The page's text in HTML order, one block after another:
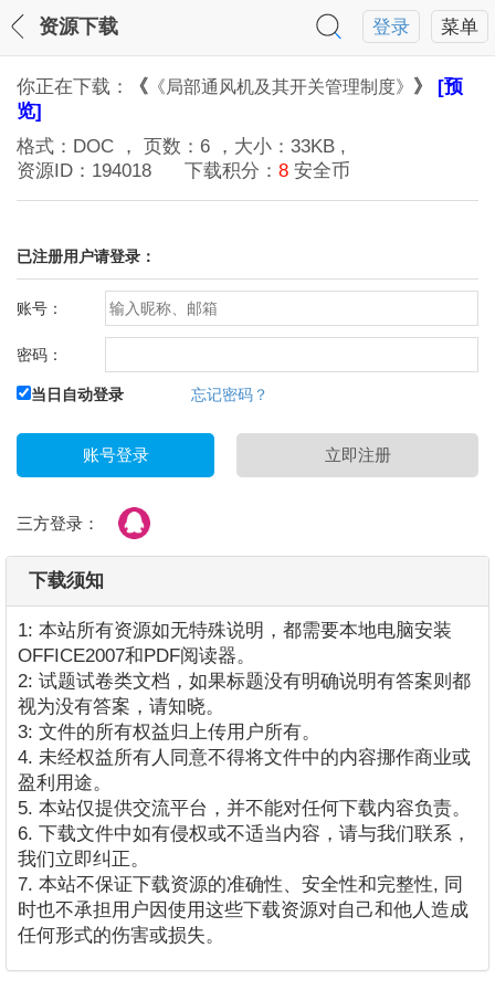
菜单
登录
资源下载
你正在下载： 《 《局部通风机及其开关管理制度》 》 [预
览]
格式： DOC ， 页数： 6 ，大小： 33KB ,
资源ID： 194018 下载积分： 8 安全币
已注册用户请登录：
账号：
密码：
当日自动登录 忘记密码？
三方登录：
下载须知
1: 本站所有资源如无特殊说明，都需要本地电脑安装
OFFICE2007和PDF阅读器。
2: 试题试卷类文档，如果标题没有明确说明有答案则都
视为没有答案，请知晓。
3: 文件的所有权益归上传用户所有。
4. 未经权益所有人同意不得将文件中的内容挪作商业或
盈利用途。
5. 本站仅提供交流平台，并不能对任何下载内容负责。
6. 下载文件中如有侵权或不适当内容，请与我们联系，
我们立即纠正。
7. 本站不保证下载资源的准确性、安全性和完整性, 同
时也不承担用户因使用这些下载资源对自己和他人造成
任何形式的伤害或损失。